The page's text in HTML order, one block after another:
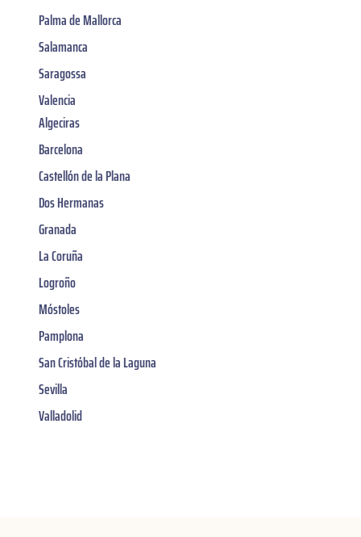
Palma de Mallorca
Salamanca
Saragossa
Valencia
Algeciras
Barcelona
Castellón de la Plana
Dos Hermanas
Granada
La Coruña
Logroño
Móstoles
Pamplona
San Cristóbal de la Laguna
Sevilla
Valladolid